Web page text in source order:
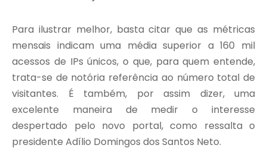
Para ilustrar melhor, basta citar que as métricas
mensais indicam uma média superior a 160 mil
acessos de IPs únicos, o que, para quem entende,
trata-se de notória referência ao número total de
visitantes. É também, por assim dizer, uma
excelente maneira de medir o interesse
despertado pelo novo portal, como ressalta o
presidente Adílio Domingos dos Santos Neto.